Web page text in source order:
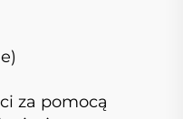
za pomocą